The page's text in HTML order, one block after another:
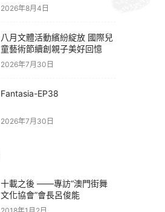
2026年8月4日
八月文體活動繽紛綻放 國際兒
童藝術節續創親子美好回憶
2026年7月30日
Fantasia-EP38
2026年7月30日
十載之後 ——專訪“澳門街舞
文化協會”會長呂俊能